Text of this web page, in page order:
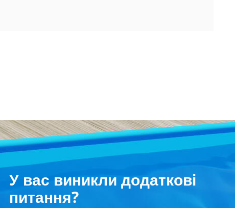
У вас виникли додаткові
питання?